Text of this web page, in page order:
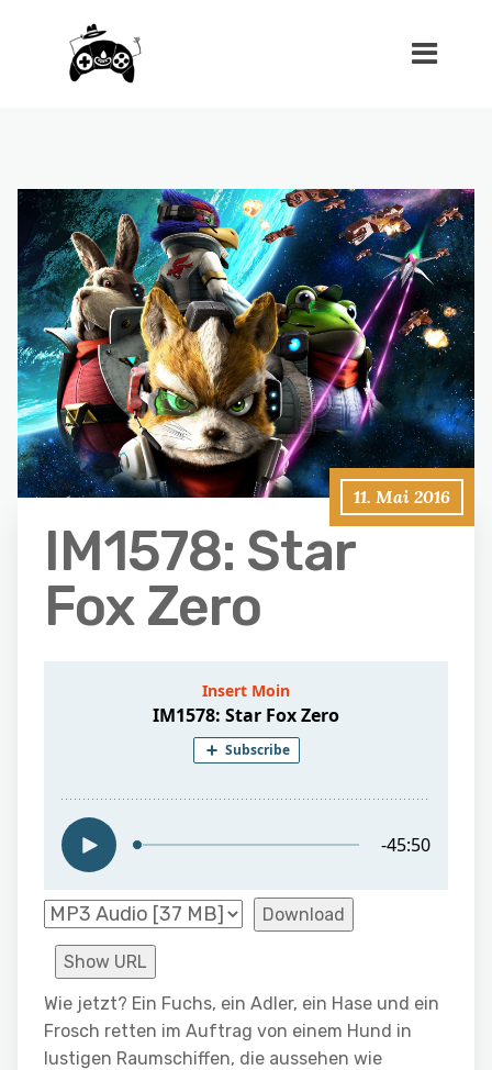
11. Mai 2016
IM1578: Star
Fox Zero
Download
Show URL
Wie jetzt? Ein Fuchs, ein Adler, ein Hase und ein
Frosch retten im Auftrag von einem Hund in
lustigen Raumschiffen, die aussehen wie